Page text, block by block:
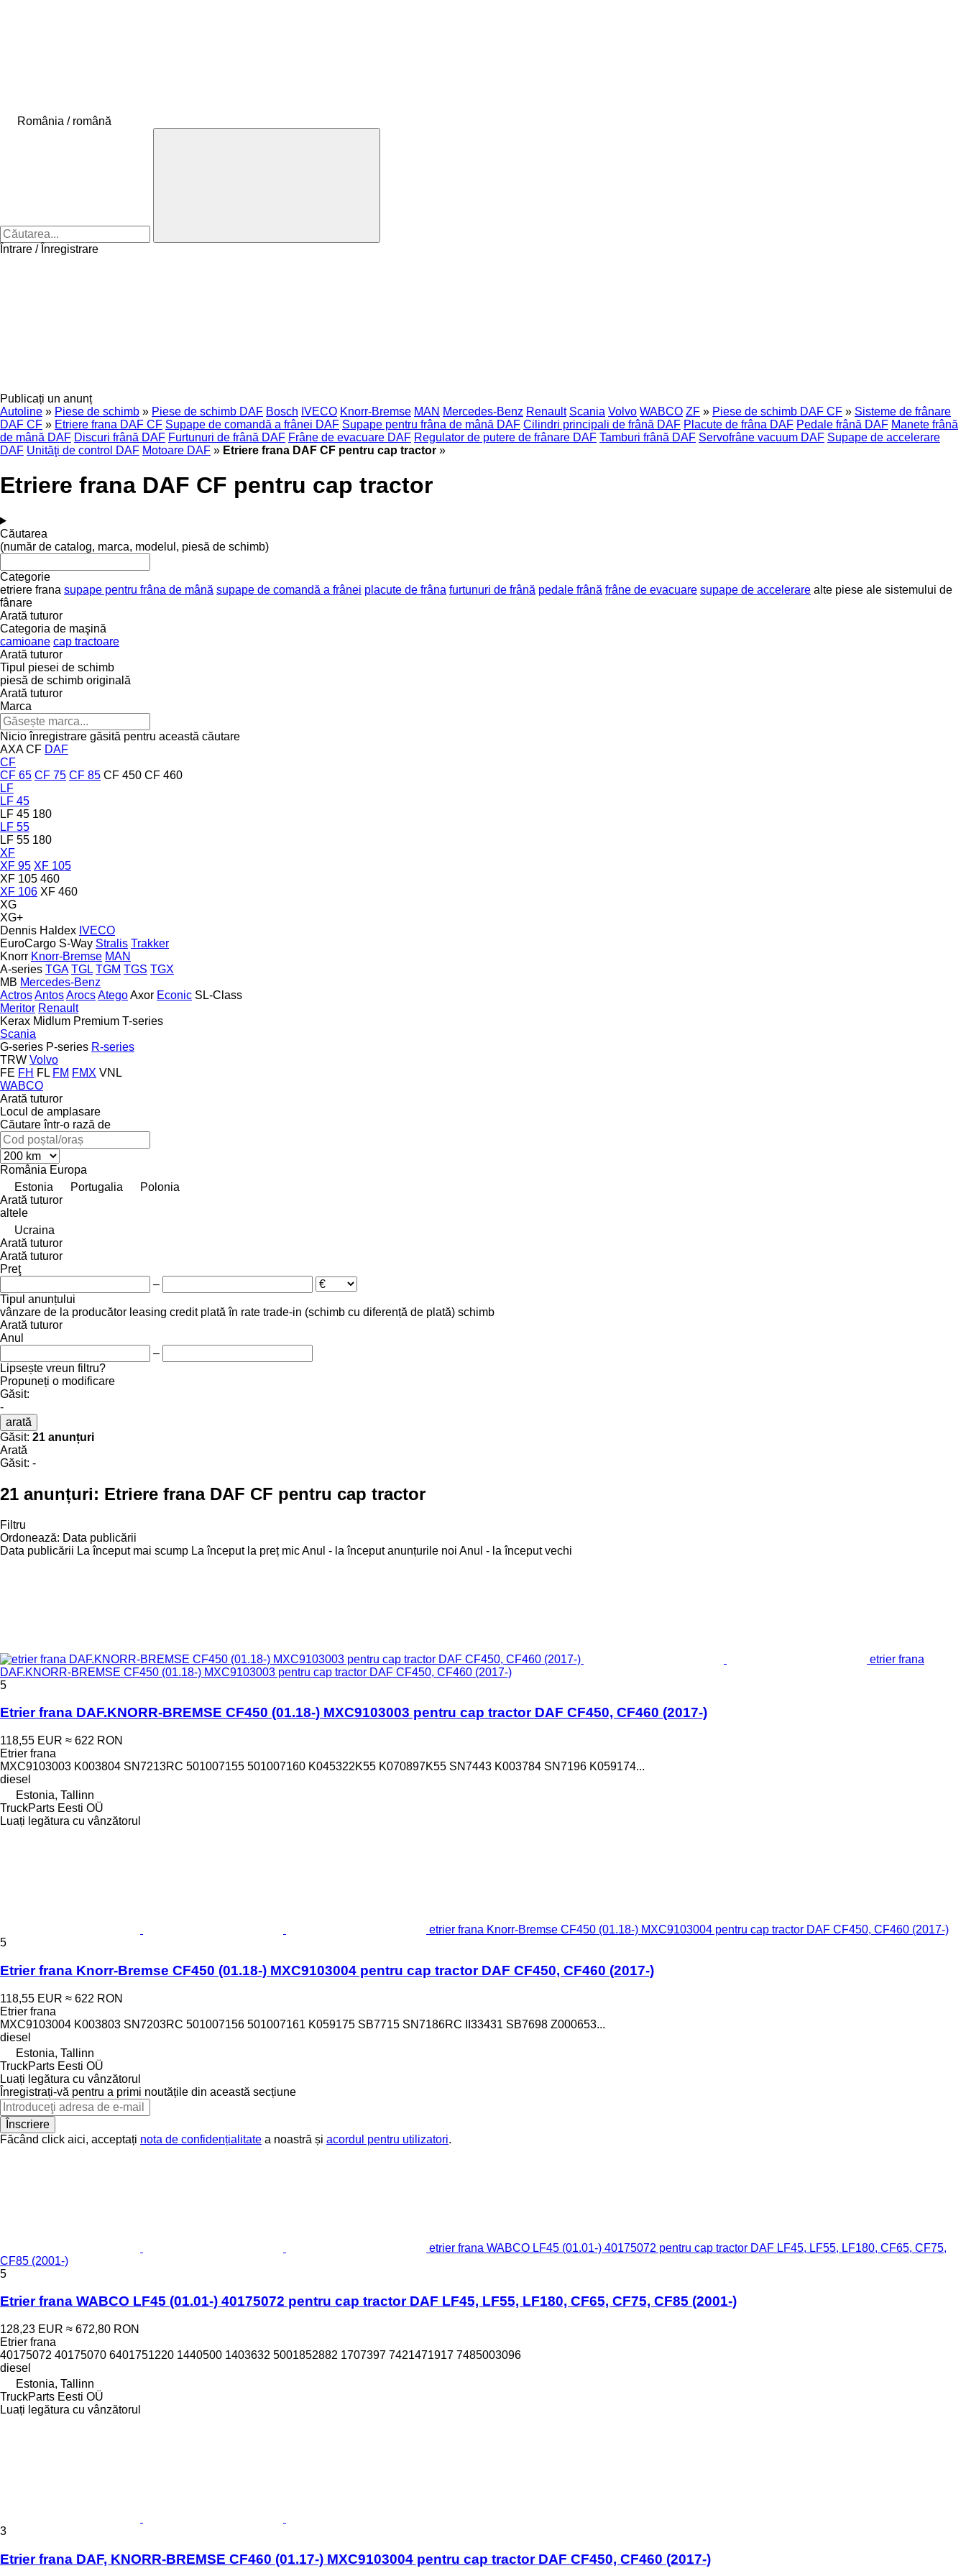
România / română
Întrare / Înregistrare
Publicați un anunț
Autoline » Piese de schimb » Piese de schimb DAF Bosch IVECO Knorr-Bremse MAN Mercedes-Benz Renault Scania Volvo WABCO ZF » Piese de schimb DAF CF » Sisteme de frânare
DAF CF » Etriere frana DAF CF Supape de comandă a frânei DAF Supape pentru frâna de mână DAF Cilindri principali de frână DAF Placute de frâna DAF Pedale frână DAF Manete frână
de mână DAF Discuri frână DAF Furtunuri de frână DAF Frâne de evacuare DAF Regulator de putere de frânare DAF Tamburi frână DAF Servofrâne vacuum DAF Supape de accelerare
DAF Unităţi de control DAF Motoare DAF » Etriere frana DAF CF pentru cap tractor »
Etriere frana DAF CF pentru cap tractor
Căutarea
(număr de catalog, marca, modelul, piesă de schimb)
Categorie
etriere frana supape pentru frâna de mână supape de comandă a frânei placute de frâna furtunuri de frână pedale frână frâne de evacuare supape de accelerare alte piese ale sistemului de
fânare
Arată tuturor
Categoria de maşină
camioane cap tractoare
Arată tuturor
Tipul piesei de schimb
piesă de schimb originală
Arată tuturor
Marca
Nicio înregistrare găsită pentru această căutare
AXA CF DAF
CF
CF 65 CF 75 CF 85 CF 450 CF 460
LF
LF 45
LF 45 180
LF 55
LF 55 180
XF
XF 95 XF 105
XF 105 460
XF 106 XF 460
XG
XG+
Dennis Haldex IVECO
EuroCargo S-Way Stralis Trakker
Knorr Knorr-Bremse MAN
A-series TGA TGL TGM TGS TGX
MB Mercedes-Benz
ActrosAntosArocsAtegoAxor Econic SL-Class
Meritor Renault
Kerax Midlum Premium T-series
Scania
G-series P-series R-series
TRW Volvo
FE FH FL FM FMX VNL
WABCO
Arată tuturor
Locul de amplasare
Căutare într-o rază de
România Europa
Estonia
Portugalia
Polonia
Arată tuturor
altele
Ucraina
Arată tuturor
Arată tuturor
Preţ
–
Tipul anunțului
vânzare de la producător leasing credit plată în rate trade-in (schimb cu diferență de plată) schimb
Arată tuturor
Anul
–
Lipsește vreun filtru?
Propuneți o modificare
Găsit:
-
arată
Găsit: 21 anunțuri
Arată
Găsit: -
21 anunțuri: Etriere frana DAF CF pentru cap tractor
Filtru
Ordonează: Data publicării
Data publicării La început mai scump La început la preț micAnul - la început anunțurile noi Anul - la început vechi
etrier frana
DAF.KNORR-BREMSE CF450 (01.18-) MXC9103003 pentru cap tractor DAF CF450, CF460 (2017-)
5
Etrier frana DAF.KNORR-BREMSE CF450 (01.18-) MXC9103003 pentru cap tractor DAF CF450, CF460 (2017-)
118,55 EUR ≈ 622 RON
Etrier frana
MXC9103003 K003804 SN7213RC 501007155 501007160 K045322K55 K070897K55 SN7443 K003784 SN7196 K059174...
diesel
Estonia, Tallinn
TruckParts Eesti OÜ
Luați legătura cu vânzătorul
etrier frana Knorr-Bremse CF450 (01.18-) MXC9103004 pentru cap tractor DAF CF450, CF460 (2017-)
5
Etrier frana Knorr-Bremse CF450 (01.18-) MXC9103004 pentru cap tractor DAF CF450, CF460 (2017-)
118,55 EUR ≈ 622 RON
Etrier frana
MXC9103004 K003803 SN7203RC 501007156 501007161 K059175 SB7715 SN7186RC II33431 SB7698 Z000653...
diesel
Estonia, Tallinn
TruckParts Eesti OÜ
Luați legătura cu vânzătorul
Înregistrați-vă pentru a primi noutățile din această secțiune
Înscriere
Făcând click aici, acceptați nota de confidențialitate a noastră și acordul pentru utilizatori.
etrier frana WABCO LF45 (01.01-) 40175072 pentru cap tractor DAF LF45, LF55, LF180, CF65, CF75,
CF85 (2001-)
5
Etrier frana WABCO LF45 (01.01-) 40175072 pentru cap tractor DAF LF45, LF55, LF180, CF65, CF75, CF85 (2001-)
128,23 EUR ≈ 672,80 RON
Etrier frana
40175072 40175070 6401751220 1440500 1403632 5001852882 1707397 7421471917 7485003096
diesel
Estonia, Tallinn
TruckParts Eesti OÜ
Luați legătura cu vânzătorul
3
Etrier frana DAF, KNORR-BREMSE CF460 (01.17-) MXC9103004 pentru cap tractor DAF CF450, CF460 (2017-)